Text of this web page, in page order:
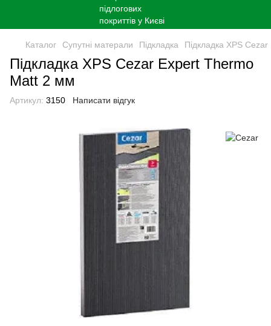
Каталог Супутні матерали Підкладка Підкладка XPS
Підкладка XPS Cezar Expert Thermo
Matt 2 мм
Артикул: 3150 Написати відгук